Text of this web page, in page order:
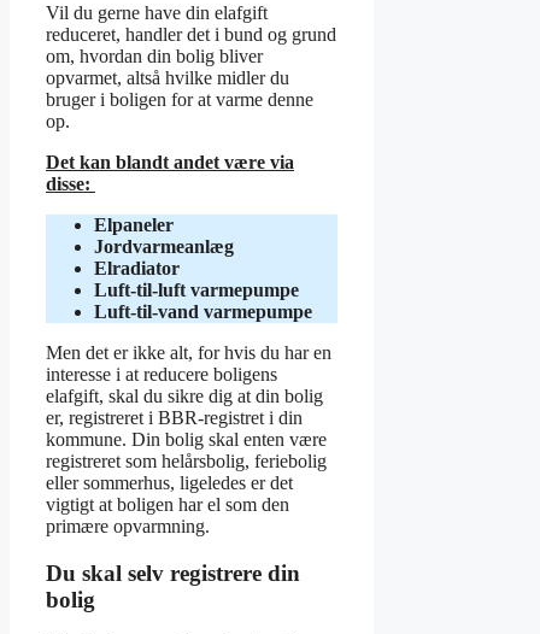
Vil du gerne have din elafgift
reduceret, handler det i bund og grund
om, hvordan din bolig bliver
opvarmet, altså hvilke midler du
bruger i boligen for at varme denne
op.
Det kan blandt andet være via
disse:
Elpaneler
Jordvarmeanlæg
Elradiator
Luft-til-luft varmepumpe
Luft-til-vand varmepumpe
Men det er ikke alt, for hvis du har en
interesse i at reducere boligens
elafgift, skal du sikre dig at din bolig
er, registreret i BBR-registret i din
kommune. Din bolig skal enten være
registreret som helårsbolig, feriebolig
eller sommerhus, ligeledes er det
vigtigt at boligen har el som den
primære opvarmning.
Du skal selv registrere din
bolig